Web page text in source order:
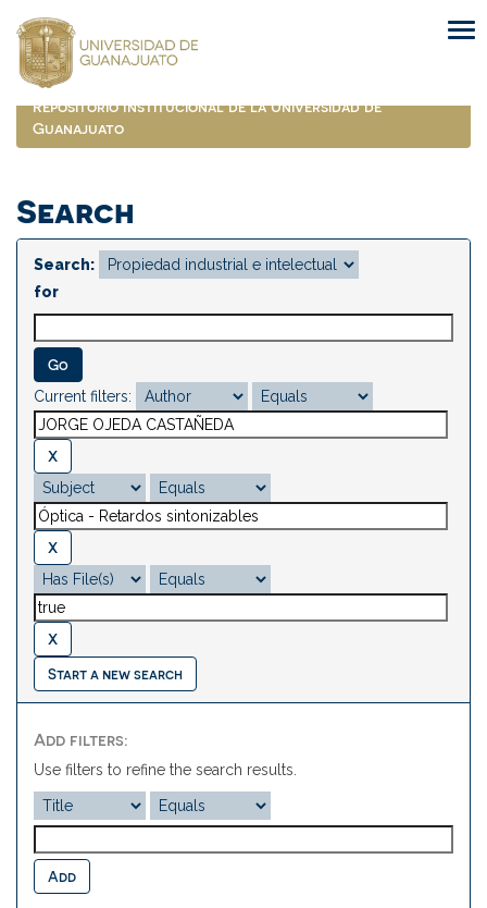
navigation
Repositorio Institucional de la Universidad de
Guanajuato
Search
Search:
for
Current filters:
Start a new search
Add filters:
Use filters to refine the search results.